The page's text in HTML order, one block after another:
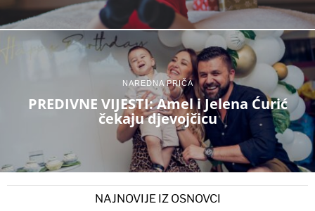
NAREDNA PRIČA
PREDIVNE VIJESTI: Amel i Jelena Ćurić
čekaju djevojčicu
NAJNOVIJE IZ OSNOVCI